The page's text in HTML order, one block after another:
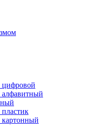
цифровой
алфавитный
пластик
картонный